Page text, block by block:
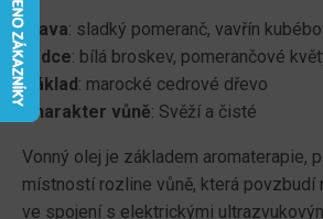
Hlava: sladký pomeranč, vavřín
Srdce: bílá broskev, pomerančové
Základ: marocké cedrové dřevo
Charakter vůně: Svěží a čisté
Vonný olej je základem aromaterapie,
místností rozline vůně, která povzbudí
ve spojení s elektrickými